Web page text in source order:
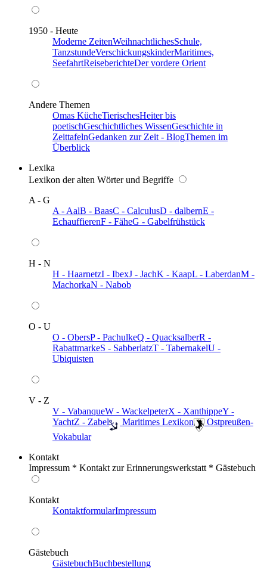
1950 - Heute
Moderne ZeitenWeihnachtlichesSchule,
TanzstundeVerschickungskinderMaritimes,
SeefahrtReiseberichteDer vordere Orient
Andere Themen
Omas KücheTierischesHeiter bis
poetischGeschichtliches WissenGeschichte in
ZeittafelnGedanken zur Zeit - BlogThemen im
Überblick
Lexika
Lexikon der alten Wörter und Begriffe
A - G
A - AalB - BaasC - CalculusD - dalbernE -
EchauffierenF - FäheG - Gabelfrühstück
H - N
H - HaarnetzI - IbexJ - JachK - KaapL - LaberdanM -
MachorkaN - Nabob
O - U
O - ObersP - PachulkeQ - QuacksalberR -
RabattmarkeS - SabberlatzT - TabernakelU -
Ubiquisten
V - Z
V - VabanqueW - WackelpeterX - XanthippeY -
YachtZ - Zabel ️ Maritimes Lexikon
️ Ostpreußen-
Vokabular
Kontakt
Impressum * Kontakt zur Erinnerungswerkstatt * Gästebuch
Kontakt
KontaktformularImpressum
Gästebuch
GästebuchBuchbestellung